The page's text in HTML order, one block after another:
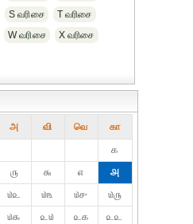
S வரிசை
T வரிசை
W வரிசை
X வரிசை
அ வி வெ கா
௧
௫ ௬ ௭
௮
௰௨ ௰௩ ௰௪
௰௫
௰௯ ௨௰ ௨௧
௨௨